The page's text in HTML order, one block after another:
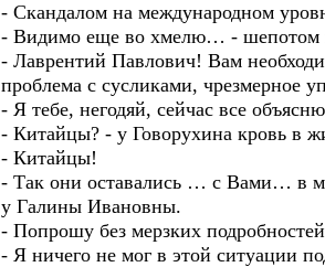
- Скандалом на международном
- Видимо еще во хмелю… - шепотом
- Лаврентий Павлович! Вам
проблема с сусликами, чрезмерное
- Я тебе, негодяй, сейчас все
- Китайцы? - у Говорухина кровь в
- Китайцы!
- Так они оставались … с Вами… в
у Галины Ивановны.
- Попрошу без мерзких
- Я ничего не мог в этой ситуации